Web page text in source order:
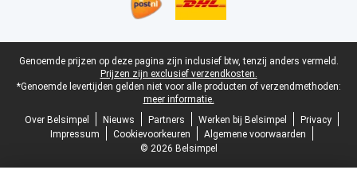
Juridische voettekst
Genoemde prijzen op deze pagina zijn inclusief btw, tenzij anders vermeld.
Prijzen zijn exclusief verzendkosten.
*Genoemde levertijden gelden niet voor alle producten of verzendmethoden:
meer informatie.
Over Belsimpel
Nieuws Partners Werken bij Belsimpel
Privacy
Impressum
Cookievoorkeuren
Algemene voorwaarden
© 2026 Belsimpel